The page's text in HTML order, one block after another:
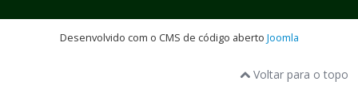
Desenvolvido com o CMS de código aberto Joomla
Voltar para o topo